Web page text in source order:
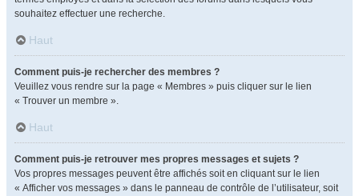
souhaitez effectuer une recherche.
Haut
Comment puis-je rechercher des membres ?
Veuillez vous rendre sur la page « Membres » puis cliquer sur le lien
« Trouver un membre ».
Haut
Comment puis-je retrouver mes propres messages et sujets ?
Vos propres messages peuvent être affichés soit en cliquant sur le lien
« Afficher vos messages » dans le panneau de contrôle de l’utilisateur, soit